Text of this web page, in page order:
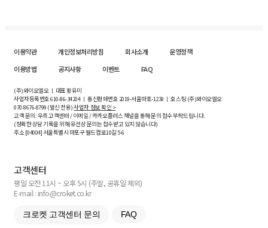
이용약관 개인정보처리방침 회사소개
운영정책
이용방법
공지사항 이벤트 FAQ
(주)와이오엘오 ㅣ 대표 황유미
사업자등록번호610-86-34204ㅣ 통신판매번호 2019-서울마포-1239 ㅣ 호스팅 (주)와이오엘오
070-8676-8799 (발신 전용)사업자 정보 확인 >
고객 문의: 우측 고객센터 / 이메일 / 카카오플러스 채널을 통해 문의 접수 부탁드립니다.
(정확한 상담 기록을 위해 유선상 문의는 접수받고 있지 않습니다)
주소 [04004] 서울특별시 마포구 월드컵로10길5-6
고객센터
평일 오전 11시 ~ 오후 5시 (주말, 공휴일 제외)
E-mail : info@croket.co.kr
크로켓 고객센터 문의 FAQ